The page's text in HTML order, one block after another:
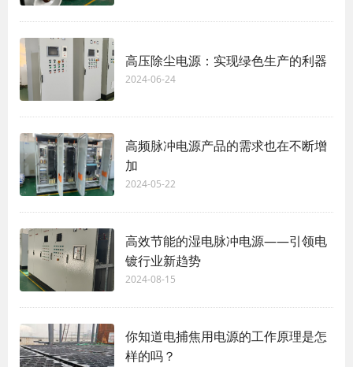
高压除尘电源：实现绿色生产的利器
2024-06-24
高频脉冲电源产品的需求也在不断增
加
2024-05-22
高效节能的湿电脉冲电源——引领电
镀行业新趋势
2024-08-15
你知道电捕焦用电源的工作原理是怎
样的吗？